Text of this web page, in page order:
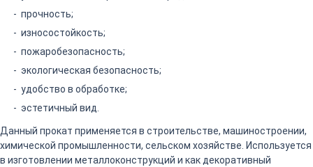
прочность;
износостойкость;
пожаробезопасность;
экологическая безопасность;
удобство в обработке;
эстетичный вид.
Данный прокат применяется в строительстве, машиностроении,
химической промышленности, сельском хозяйстве. Используется
в изготовлении металлоконструкций и как декоративный